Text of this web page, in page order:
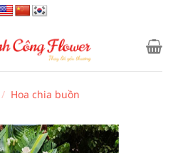
/ Hoa chia buồn